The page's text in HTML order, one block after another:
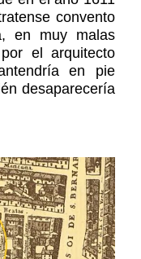
convento
en muy malas
el arquitecto
en pie
desaparecería